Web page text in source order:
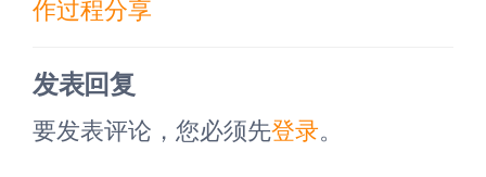
章
作过程分享
发表回复
要发表评论，您必须先登录。